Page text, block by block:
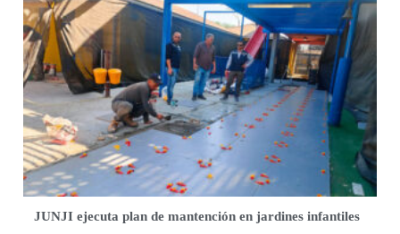
JUNJI ejecuta plan de mantención en jardines infantiles